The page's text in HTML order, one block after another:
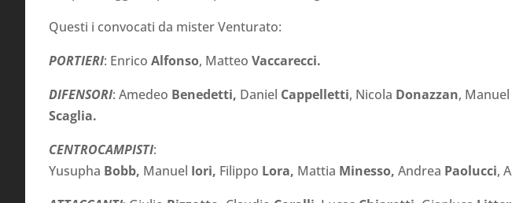
Questi i convocati da mister Venturato:
PORTIERI: Enrico Alfonso, Matteo Vaccarecci.
DIFENSORI: Amedeo Benedetti, Daniel Cappelletti, Nicola Donazzan, Manuel
Scaglia.
CENTROCAMPISTI:
Yusupha Bobb, Manuel Iori, Filippo Lora, Mattia Minesso, Andrea Paolucci,